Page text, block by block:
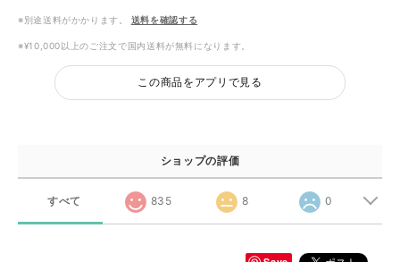
※別途送料がかかります。 送料を確認する
※¥10,000以上のご注文で国内送料が無料になります。
この商品をアプリで見る
ショップの評価
すべて 835 8 0